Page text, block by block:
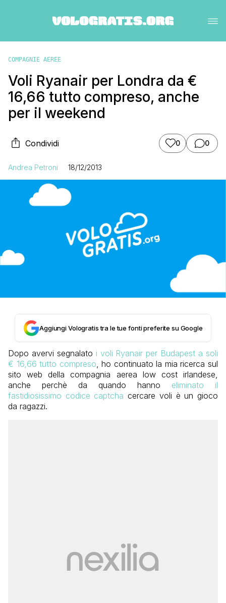
COMPAGNIE AEREE
Voli Ryanair per Londra da €
16,66 tutto compreso, anche
per il weekend
Condividi 0 0
Andrea Petroni 18/12/2013
Aggiungi Vologratis tra le tue fonti preferite su Google
Dopo avervi segnalato i voli Ryanair per Budapest a soli
€ 16,66 tutto compreso, ho continuato la mia ricerca sul
sito web della compagnia aerea low cost irlandese,
anche perchè da quando hanno eliminato il
fastidiosissimo codice captcha cercare voli è un gioco
da ragazzi.